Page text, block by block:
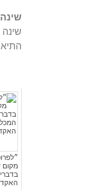
שינה
מקום